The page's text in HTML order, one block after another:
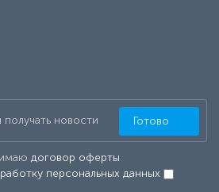
договор оферты
персональных данных
Готово